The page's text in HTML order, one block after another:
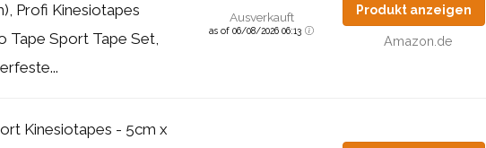
Profi Kinesiotapes
Tape Sport Tape Set,
Ausverkauft
as of 06/08/2026 06:13
Produkt anzeigen
Amazon.de
Kinesiotapes - 5cm x